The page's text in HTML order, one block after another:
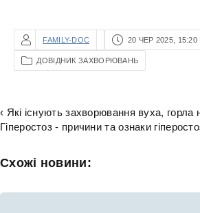
FAMILY-DOC 20 ЧЕР 2025, 15:20
ДОВІДНИК ЗАХВОРЮВАНЬ
‹ Які існують захворювання вуха, горла
Гіперостоз - причини та ознаки
Схожі новини: